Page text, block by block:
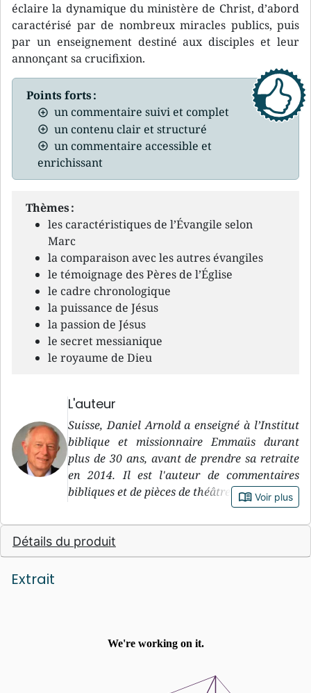
éclaire la dynamique du ministère de Christ, d’abord
caractérisé par de nombreux miracles publics, puis
par un enseignement destiné aux disciples et leur
annonçant sa crucifixion.
Points forts :
un commentaire suivi et complet
un contenu clair et structuré
un commentaire accessible et
enrichissant
Thèmes :
les caractéristiques de l’Évangile selon
Marc
la comparaison avec les autres évangiles
le témoignage des Pères de l’Église
le cadre chronologique
la puissance de Jésus
la passion de Jésus
le secret messianique
le royaume de Dieu
L'auteur
Suisse, Daniel Arnold a enseigné à l’Institut
biblique et missionnaire Emmaüs durant
plus de 30 ans, avant de prendre sa retraite
en 2014. Il est l'auteur de commentaires
bibliques et de pièces de théâtre, notamment.
book_open Voir plus
Détails du produit
Extrait